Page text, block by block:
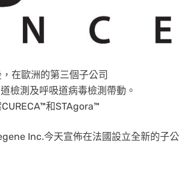
在歐洲的第三個子公司
檢測及呼吸道病毒檢測帶動。
和STAgora™
Inc.今天宣佈在法國設立全新的子公